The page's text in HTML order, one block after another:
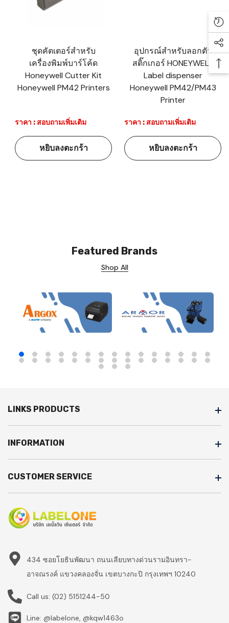
ชุดคัตเตอร์สำหรับ
เครื่องพิมพ์บาร์โค้ด
Honeywell Cutter Kit
Honeywell PM42 Printers
ราคา : สอบถามเพิ่มเติม
หยิบลงตะกร้า
อุปกรณ์สำหรับลอกตัว
สติ๊กเกอร์ HONEYWELL
Label dispenser
Honeywell PM42/PM43
Printer
ราคา : สอบถามเพิ่มเติม
หยิบลงตะกร้า
Featured Brands
Shop All
LINKS PRODUCTS
INFORMATION
CUSTOMER SERVICE
434 ซอยโยธินพัฒนา ถนนเลียบทางด่วนรามอินทรา-
อาจณรงค์ แขวงคลองจั่น เขตบางกะปิ กรุงเทพฯ 10240
Call us: (02) 5151244-50
Line: @labelone, @kqw1463o